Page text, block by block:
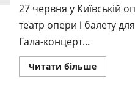
27 червня у Київській
театр опери і балету
Гала-концерт...
Читати більше
про